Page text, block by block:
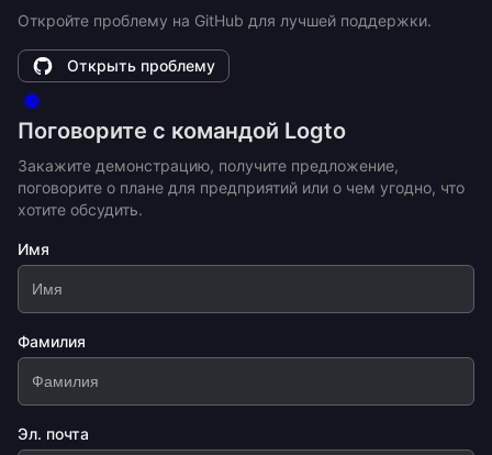
Откройте проблему на GitHub для лучшей поддержки.
Открыть проблему
Поговорите с командой Logto
Закажите демонстрацию, получите предложение,
поговорите о плане для предприятий или о чем угодно, что
хотите обсудить.
Имя
Фамилия
Эл. почта